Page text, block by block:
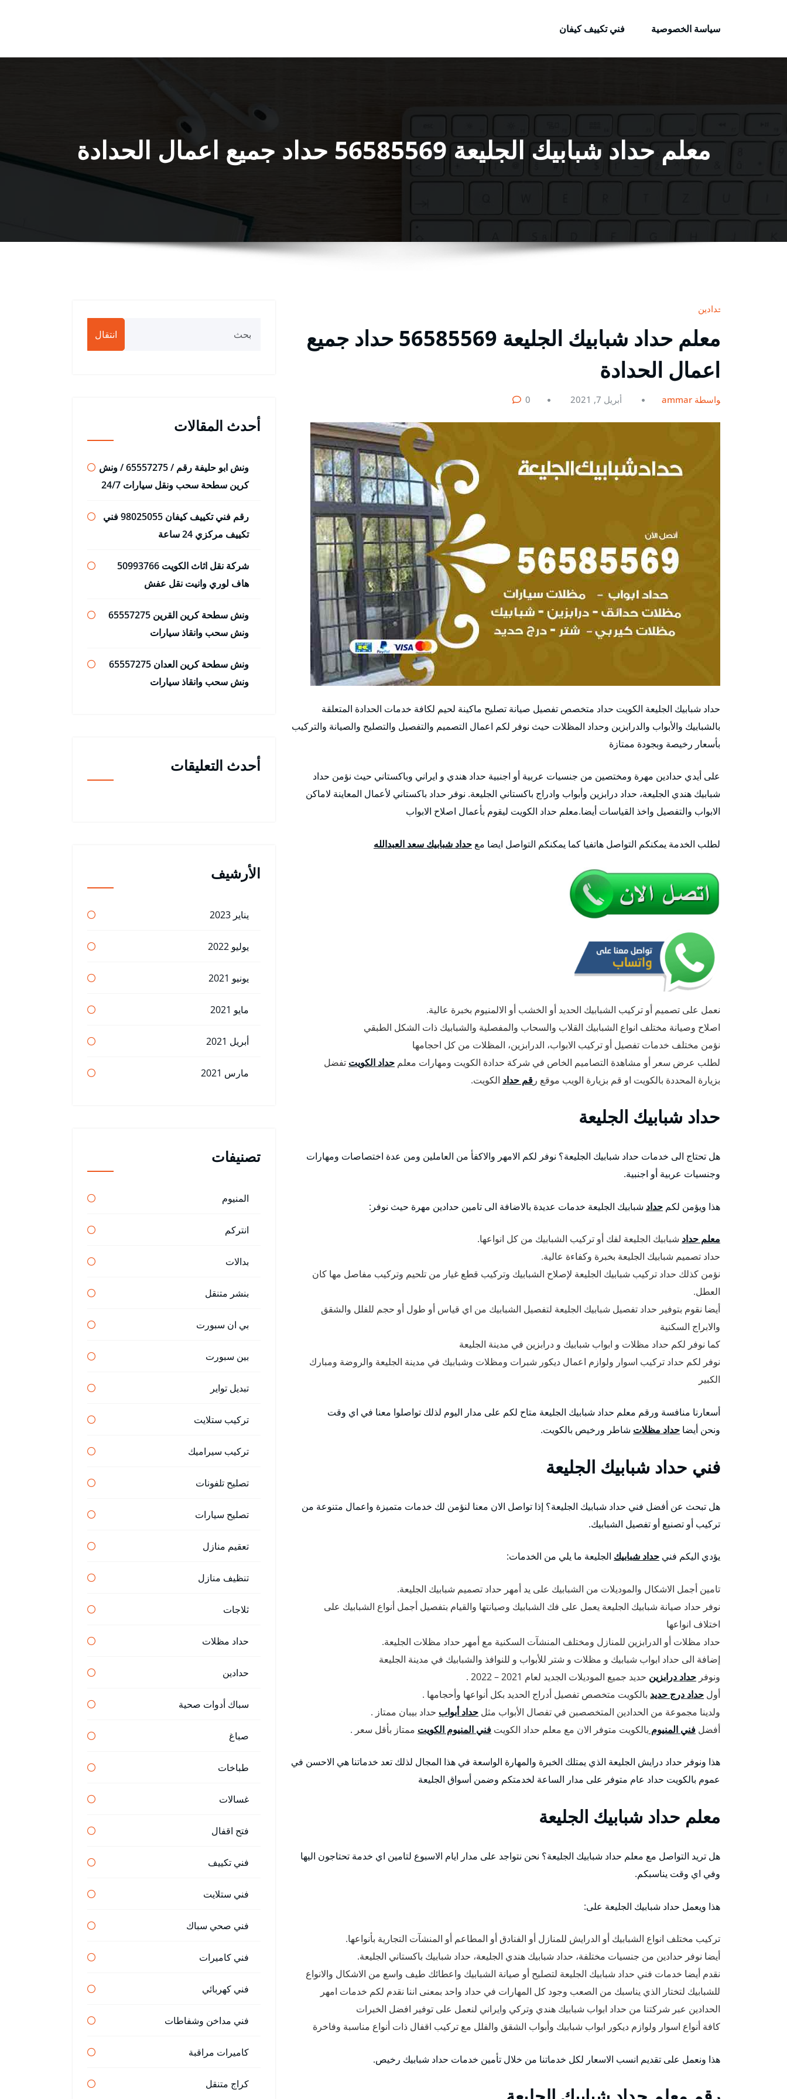
سياسة الخصوصية
فني تكييف كيفان
معلم حداد شبابيك الجليعة 56585569 حداد جميع اعمال الحدادة
حدادين
معلم حداد شبابيك الجليعة 56585569 حداد جميع
اعمال الحدادة
بواسطة ammar أبريل 7, 2021 0
حداد شبابيك الجليعة الكويت حداد متخصص تفصيل صيانة تصليح ماكينة لحيم لكافة خدمات الحدادة المتعلقة
بالشبابيك والأبواب والدرابزين وحداد المظلات حيث نوفر لكم اعمال التصميم والتفصيل والتصليح والصيانة والتركيب
بأسعار رخيصة وبجودة ممتازة
على أيدي حدادين مهرة ومختصين من جنسيات عربية أو اجنبية حداد هندي و ايراني وباكستاني حيث نؤمن حداد
شبابيك هندي الجليعة، حداد درابزين وأبواب وادراج باكستاني الجليعة. نوفر حداد باكستاني لأعمال المعاينة لاماكن
الابواب والتفصيل واخذ القياسات أيضا.معلم حداد الكويت ليقوم بأعمال اصلاح الابواب
لطلب الخدمة يمكنكم التواصل هاتفيا كما يمكنكم التواصل ايضا مع حداد شبابيك سعد العبدالله
نعمل على تصميم أو تركيب الشبابيك الحديد أو الخشب أو الالمنيوم بخبرة عالية.
اصلاح وصيانة مختلف انواع الشبابيك القلاب والسحاب والمفصلية والشبابيك ذات الشكل الطبقي
نؤمن مختلف خدمات تفصيل أو تركيب الابواب، الدرابزين، المظلات من كل احجامها
لطلب عرض سعر أو مشاهدة التصاميم الخاص في شركة حدادة الكويت ومهارات معلم حداد الكويت تفضل
بزيارة المحددة بالكويت او قم بزيارة الويب موقع ر قم حداد الكويت.
حداد شبابيك الجليعة
هل تحتاج الى خدمات حداد شبابيك الجليعة؟ نوفر لكم الامهر والاكفأ من العاملين ومن عدة اختصاصات ومهارات
وجنسيات عربية أو اجنبية.
هذا ويؤمن لكم حداد شبابيك الجليعة خدمات عديدة بالاضافة الى تامين حدادين مهرة حيث نوفر:
معلم حداد شبابيك الجليعة لفك أو تركيب الشبابيك من كل انواعها.
حداد تصميم شبابيك الجليعة بخبرة وكفاءة عالية.
نؤمن كذلك حداد تركيب شبابيك الجليعة لإصلاح الشبابيك وتركيب قطع غيار من تلحيم وتركيب مفاصل مها كان
العطل.
أيضا نقوم بتوفير حداد تفصيل شبابيك الجليعة لتفصيل الشبابيك من اي قياس أو طول أو حجم للفلل والشقق
والابراج السكنية
كما نوفر لكم حداد مظلات و ابواب شبابيك و درابزين في مدينة الجليعة
نوفر لكم حداد تركيب اسوار ولوازم اعمال ديكور شبرات ومظلات وشبابيك في مدينة الجليعة والروضة ومبارك
الكبير
أسعارنا منافسة ورقم معلم حداد شبابيك الجليعة متاح لكم على مدار اليوم لذلك تواصلوا معنا في اي وقت
ونحن أيضا حداد مظلات شاطر ورخيص بالكويت.
فني حداد شبابيك الجليعة
هل تبحث عن أفضل فني حداد شبابيك الجليعة؟ إذا تواصل الان معنا لنؤمن لك خدمات متميزة واعمال متنوعة من
تركيب أو تصنيع أو تفصيل الشبابيك.
يؤدي اليكم فني حداد شبابيك الجليعة ما يلي من الخدمات:
تامين أجمل الاشكال والموديلات من الشبابيك على يد أمهر حداد تصميم شبابيك الجليعة.
نوفر حداد صيانة شبابيك الجليعة يعمل على فك الشبابيك وصيانتها والقيام بتفصيل أجمل أنواع الشبابيك على
اختلاف انواعها
حداد مظلات أو الدرابزين للمنازل ومختلف المنشآت السكنية مع أمهر حداد مظلات الجليعة.
إضافة الى حداد ابواب شبابيك و مظلات و شتر للأبواب و للنوافذ والشبابيك في مدينة الجليعة
ونوفر حداد درابزين حديد جميع الموديلات الجديد لعام 2021 – 2022 .
أول حداد درج حديد بالكويت متخصص تفصيل أدراج الحديد بكل أنواعها وأحجامها .
ولدينا مجموعة من الحدادين المتخصصبن في تفصال الأبواب مثل حداد أبواب حداد بيبان ممتاز .
أفضل فني المنيوم بالكويت متوفر الان مع معلم حداد الكويت فني المنيوم الكويت ممتاز بأقل سعر .
هذا ونوفر حداد درايش الجليعة الذي يمتلك الخبرة والمهارة الواسعة في هذا المجال لذلك تعد خدماتنا هي الاحسن في
عموم بالكويت حداد عام متوفر على مدار الساعة لخدمتكم وضمن أسواق الجليعة
معلم حداد شبابيك الجليعة
هل تريد التواصل مع معلم حداد شبابيك الجليعة؟ نحن نتواجد على مدار ايام الاسبوع لتامين اي خدمة تحتاجون اليها
وفي اي وقت يناسبكم.
هذا ويعمل حداد شبابيك الجليعة على:
تركيب مختلف انواع الشبابيك أو الدرايش للمنازل أو الفنادق أو المطاعم أو المنشآت التجارية بأنواعها.
أيضا نوفر حدادين من جنسيات مختلفة، حداد شبابيك هندي الجليعة، حداد شبابيك باكستاني الجليعة.
نقدم أيضا خدمات فني حداد شبابيك الجليعة لتصليح أو صيانة الشبابيك واعطائك طيف واسع من الاشكال والانواع
للشبابيك لتختار الذي يناسبك من الصعب وجود كل المهارات في حداد واحد بمعنى اننا نقدم لكم خدمات امهر
الحدادين عبر شركتنا من حداد ابواب شبابيك هندي وتركي وايراني لنعمل على توفير افضل الخبرات
كافة أنواع اسوار ولوازم ديكور ابواب شبابيك وأبواب الشقق والفلل مع تركيب اقفال ذات أنواع مناسبة وفاخرة
هذا ونعمل على تقديم انسب الاسعار لكل خدماتنا من خلال تأمين خدمات حداد شبابيك رخيص.
انتقال
أحدث المقالات
ونش ابو حليفة رقم / 65557275 / ونش
كرين سطحة سحب ونقل سيارات 24/7
رقم فني تكييف كيفان 98025055 فني
تكييف مركزي 24 ساعة
شركة نقل اثاث الكويت 50993766
هاف لوري وانيت نقل عفش
ونش سطحة كرين القرين 65557275
ونش سحب وانقاذ سيارات
ونش سطحة كرين العدان 65557275
ونش سحب وانقاذ سيارات
أحدث التعليقات
الأرشيف
يناير 2023
يوليو 2022
يونيو 2021
مايو 2021
أبريل 2021
مارس 2021
تصنيفات
المنيوم
انتركم
بدالات
بنشر متنقل
بي ان سبورت
بين سبورت
تبديل تواير
تركيب ستلايت
تركيب سيراميك
تصليح تلفونات
تصليح سيارات
تعقيم منازل
تنظيف منازل
ثلاجات
حداد مظلات
حدادين
سباك أدوات صحية
صباغ
طباخات
غسالات
فتح اقفال
فني تكييف
فني ستلايت
فني صحي سباك
فني كاميرات
فني كهربائي
فني مداخن وشفاطات
كاميرات مراقبة
كراج متنقل